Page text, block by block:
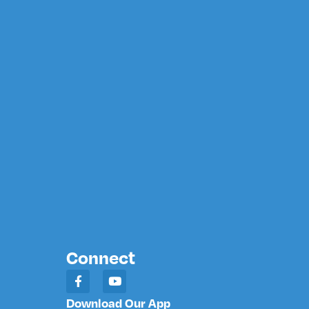
Connect
Download Our App